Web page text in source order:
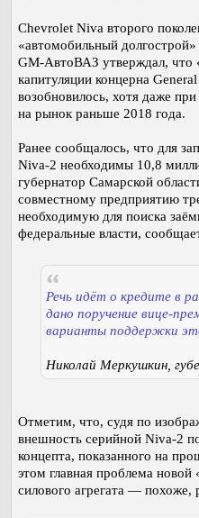
Chevrolet Niva второго
«автомобильный
GM-АвтоВАЗ утверждал, что
капитуляции концерна
возобновилось, хотя даже
на рынок раньше 2018 года.
Ранее сообщалось, что для
Niva-2 необходимы 10,8
губернатор Самарской
совместному предприятию
необходимую для поиска
федеральные власти,
Речь идёт о кредите в
дано поручение вице-
варианты поддержки
Николай Меркушкин,
Отметим, что, судя по
внешность серийной Niva-2
концепта, показанного на
этом главная проблема
силового агрегата — похоже,